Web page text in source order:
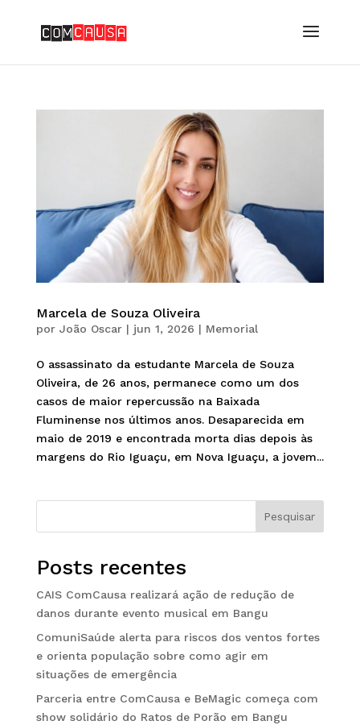
Marcela de Souza Oliveira
por João Oscar| jun 1, 2026 | Memorial
O assassinato da estudante Marcela de Souza
Oliveira, de 26 anos, permanece como um dos
casos de maior repercussão na Baixada
Fluminense nos últimos anos. Desaparecida em
maio de 2019 e encontrada morta dias depois às
margens do Rio Iguaçu, em Nova Iguaçu, a jovem...
Pesquisar
Posts recentes
CAIS ComCausa realizará ação de redução de
danos durante evento musical em Bangu
ComuniSaúde alerta para riscos dos ventos fortes
e orienta população sobre como agir em
situações de emergência
Parceria entre ComCausa e BeMagic começa com
show solidário do Ratos de Porão em Bangu